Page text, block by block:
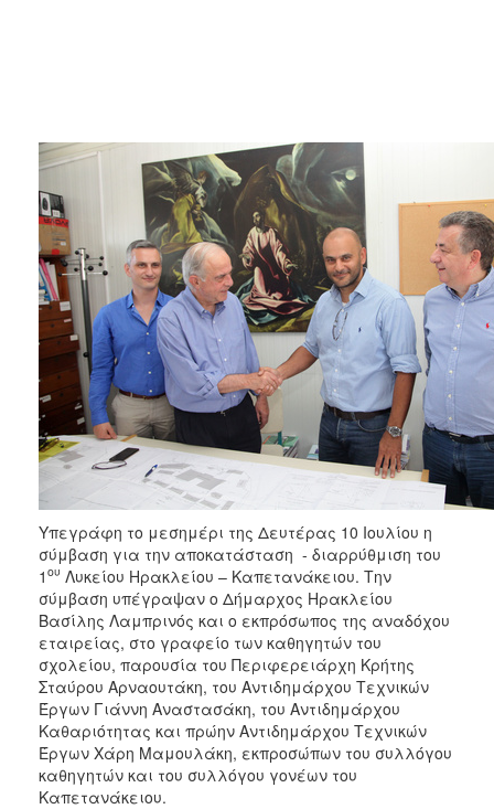
ΔΗΜΟΤΗΣ
ΕΠΙΣΚΕΠΤΗΣ
ΗΡΑΚΛΕΙΟ
Υπεγράφη το μεσημέρι της Δευτέρας 10 Ιουλίου η
σύμβαση για την αποκατάσταση - διαρρύθμιση του
1 ου Λυκείου Ηρακλείου – Καπετανάκειου. Την
σύμβαση υπέγραψαν ο Δήμαρχος Ηρακλείου
Βασίλης Λαμπρινός και ο εκπρόσωπος της αναδόχου
εταιρείας, στο γραφείο των καθηγητών του
σχολείου, παρουσία του Περιφερειάρχη Κρήτης
Σταύρου Αρναουτάκη, του Αντιδημάρχου Τεχνικών
Έργων Γιάννη Αναστασάκη, του Αντιδημάρχου
Καθαριότητας και πρώην Αντιδημάρχου Τεχνικών
Έργων Χάρη Μαμουλάκη, εκπροσώπων του συλλόγου
καθηγητών και του συλλόγου γονέων του
Καπετανάκειου.